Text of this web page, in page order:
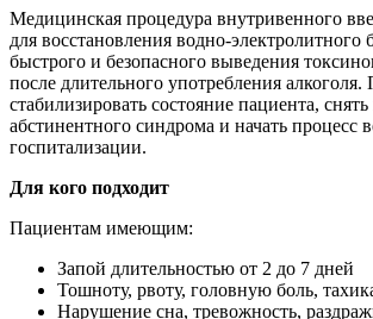
Медицинская процедура внутривенного
для восстановления водно-электролитного
быстрого и безопасного выведения
после длительного употребления алкоголя.
стабилизировать состояние пациента,
абстинентного синдрома и начать процесс
госпитализации.
Для кого подходит
Пациентам имеющим:
Запой длительностью от 2 до 7 дней
Тошноту, рвоту, головную боль,
Нарушение сна, тревожность,